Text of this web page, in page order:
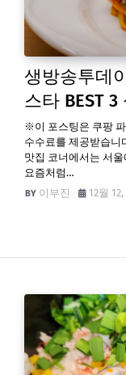
생방송투데
스타 BEST 3
※이 포스팅은 쿠팡
수수료를 제공받습니
맛집 코너에서는 서
요즘처럼…
이부진
12월 12,